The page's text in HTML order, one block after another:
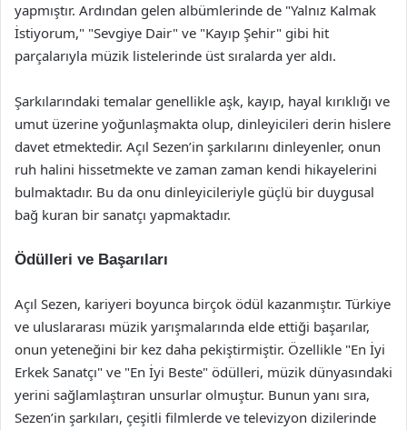
yapmıştır. Ardından gelen albümlerinde de "Yalnız Kalmak
İstiyorum," "Sevgiye Dair" ve "Kayıp Şehir" gibi hit
parçalarıyla müzik listelerinde üst sıralarda yer aldı.
Şarkılarındaki temalar genellikle aşk, kayıp, hayal kırıklığı ve
umut üzerine yoğunlaşmakta olup, dinleyicileri derin hislere
davet etmektedir. Açıl Sezen’in şarkılarını dinleyenler, onun
ruh halini hissetmekte ve zaman zaman kendi hikayelerini
bulmaktadır. Bu da onu dinleyicileriyle güçlü bir duygusal
bağ kuran bir sanatçı yapmaktadır.
Ödülleri ve Başarıları
Açıl Sezen, kariyeri boyunca birçok ödül kazanmıştır. Türkiye
ve uluslararası müzik yarışmalarında elde ettiği başarılar,
onun yeteneğini bir kez daha pekiştirmiştir. Özellikle "En İyi
Erkek Sanatçı" ve "En İyi Beste" ödülleri, müzik dünyasındaki
yerini sağlamlaştıran unsurlar olmuştur. Bunun yanı sıra,
Sezen’in şarkıları, çeşitli filmlerde ve televizyon dizilerinde